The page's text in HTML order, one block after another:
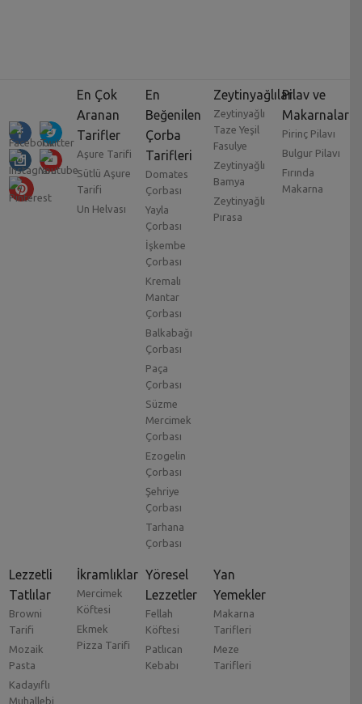
En Çok
Aranan
Tarifler
Aşure Tarifi
Sütlü Aşure
Tarifi
Un Helvası
En
Beğenilen
Çorba
Tarifleri
Domates
Çorbası
Yayla
Çorbası
İşkembe
Çorbası
Kremalı
Mantar
Çorbası
Balkabağı
Çorbası
Paça
Çorbası
Süzme
Mercimek
Çorbası
Ezogelin
Çorbası
Şehriye
Çorbası
Tarhana
Çorbası
Zeytinyağlılar
Zeytinyağlı
Taze Yeşil
Fasulye
Zeytinyağlı
Bamya
Zeytinyağlı
Pırasa
Pilav ve
Makarnalar
Pirinç Pilavı
Bulgur Pilavı
Fırında
Makarna
Lezzetli
Tatlılar
Browni
Tarifi
Mozaik
Pasta
Kadayıflı
Muhallebi
İkramlıklar
Mercimek
Köftesi
Ekmek
Pizza Tarifi
Yöresel
Lezzetler
Fellah
Köftesi
Patlıcan
Kebabı
Yan
Yemekler
Makarna
Tarifleri
Meze
Tarifleri